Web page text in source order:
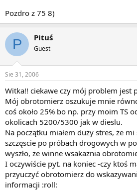
Pozdro z 75 8)
P Pituś
Guest
Sie 31, 2006
Witka!! ciekawe czy mój problem jest
Mój obrotomierz oszukuje mnie
coś około 25% bo np. przy moim TS
okolicach 5200/5300 jak w dieslu.
Na początku miałem duży stres, że
szczęscie po próbach drogowych w
wyszło, że winne wsakaznia
I oczywiście pyt. na koniec -czy ktoś
przyuczyć obrotomierz do
informacji :roll: